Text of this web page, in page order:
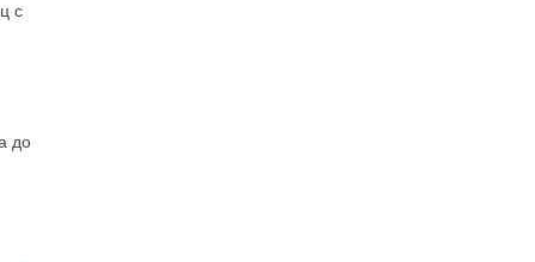
с
до